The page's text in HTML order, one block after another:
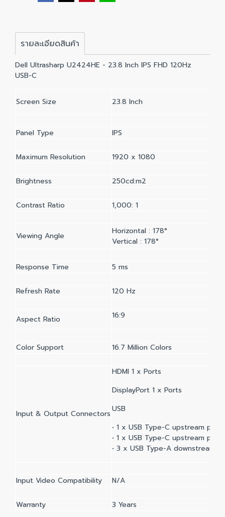
รายละเอียดสินค้า
Dell Ultrasharp U2424HE - 23.8 Inch IPS FHD 120Hz
USB-C
Screen Size 23.8 Inch
Panel Type IPS
Maximum Resolution 1920 x 1080
Brightness 250cd:m2
Contrast Ratio 1,000: 1
Viewing Angle
Horizontal : 178°
Vertical : 178°
Response Time 5 ms
Refresh Rate 120 Hz
Aspect Ratio 16:9
Color Support 16.7 Million Colors
Input & Output Connectors
HDMI 1 x Ports
DisplayPort 1 x Ports
USB
• 1 x USB Type-C upstream
• 1 x USB Type-C upstream
• 3 x USB Type-A downstream
Input Video Compatibility N/A
Warranty 3 Years